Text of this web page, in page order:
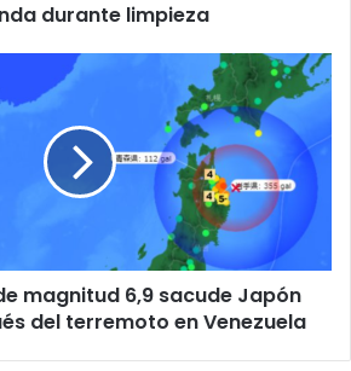
durante limpieza
magnitud 6,9 sacude Japón
del terremoto en Venezuela